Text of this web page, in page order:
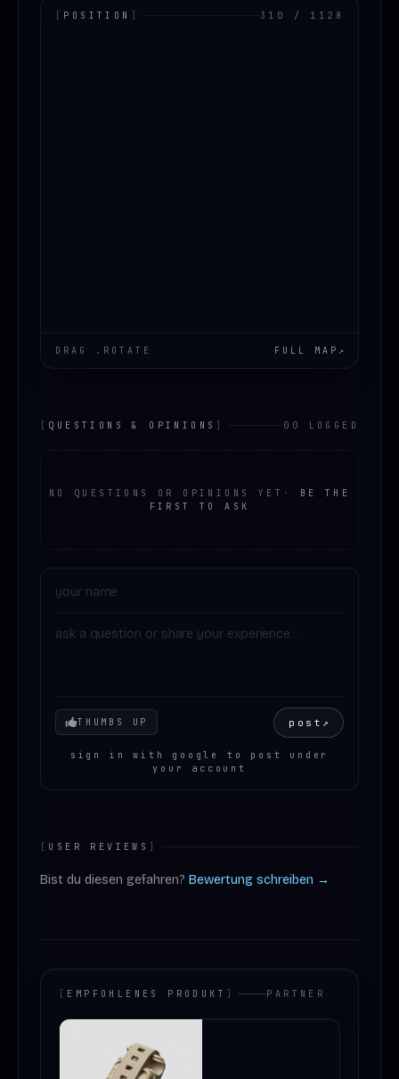
[ POSITION ] 310 / 1128
DRAG .ROTATE FULL MAP ↗
[ QUESTIONS & OPINIONS ] 00 LOGGED
NO QUESTIONS OR OPINIONS YET ·
BE THE
FIRST TO ASK
Your mood
THUMBS UP post ↗
sign in with google to post under
your account
[ USER REVIEWS ]
Bist du diesen gefahren? Bewertung schreiben →
[ EMPFOHLENES PRODUKT ] PARTNER